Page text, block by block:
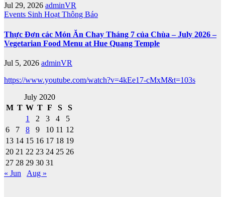
Jul 29, 2026 adminVR
Events Sinh Hoạt Thông Báo
Thực Đơn các Món Ăn Chay Tháng 7 của Chùa – July 2026 –
Vegetarian Food Menu at Hue Quang Temple
Jul 5, 2026 adminVR
https://www.youtube.com/watch?v=4kEe17-cMxM&t=103s
July 2020
M T W T F S
S
1
2 3 4
5
6
7 8 9 10 11 12
13 14 15 16 17 18 19
20 21 22 23 24 25 26
27 28 29 30 31
« Jun
Aug »